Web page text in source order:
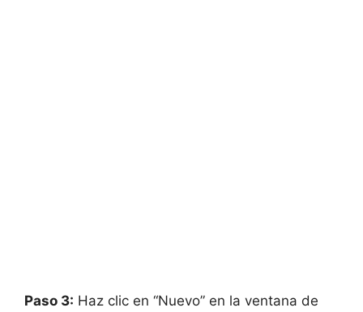
Paso 3: Haz clic en “Nuevo” en la ventana de